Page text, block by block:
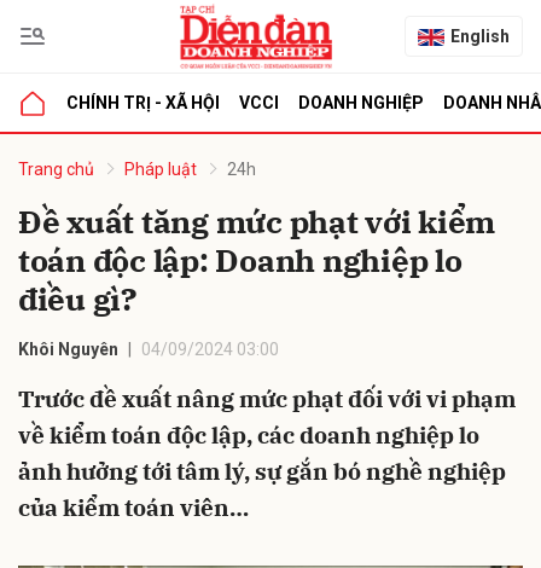
English
CHÍNH TRỊ - XÃ HỘI VCCI DOANH NGHIỆP DOANH
Trang chủ Pháp luật 24h
Đề xuất tăng mức phạt với kiểm
toán độc lập: Doanh nghiệp lo
điều gì?
Khôi Nguyên 04/09/2024 03:00
Trước đề xuất nâng mức phạt đối với vi phạm
về kiểm toán độc lập, các doanh nghiệp lo
ảnh hưởng tới tâm lý, sự gắn bó nghề nghiệp
của kiểm toán viên…
luận
Hủy